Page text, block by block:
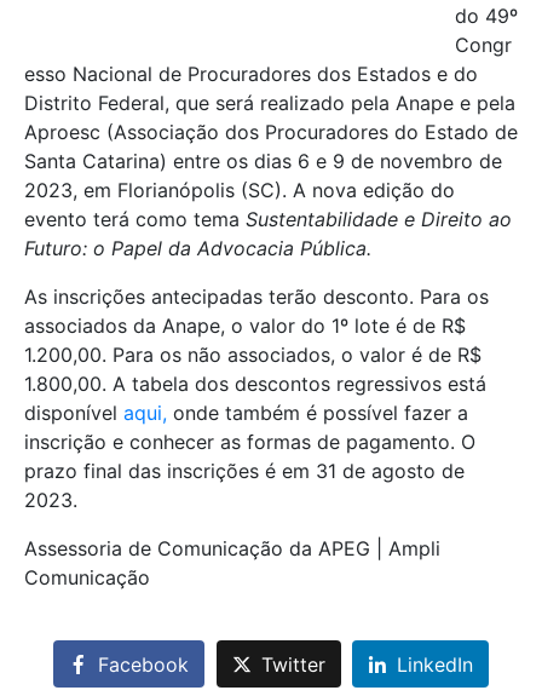
do 49º
Congr
esso Nacional de Procuradores dos Estados e do
Distrito Federal, que será realizado pela Anape e pela
Aproesc (Associação dos Procuradores do Estado de
Santa Catarina) entre os dias 6 e 9 de novembro de
2023, em Florianópolis (SC). A nova edição do
evento terá como tema Sustentabilidade e Direito ao
Futuro: o Papel da Advocacia Pública.
As inscrições antecipadas terão desconto. Para os
associados da Anape, o valor do 1º lote é de R$
1.200,00. Para os não associados, o valor é de R$
1.800,00. A tabela dos descontos regressivos está
disponível aqui, onde também é possível fazer a
inscrição e conhecer as formas de pagamento. O
prazo final das inscrições é em 31 de agosto de
2023.
Assessoria de Comunicação da APEG | Ampli
Comunicação
Facebook Twitter LinkedIn